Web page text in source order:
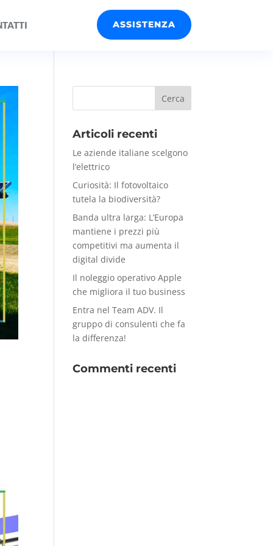
ASSISTENZA
Articoli recenti
Le aziende italiane scelgono
l’elettrico
Curiosità: Il fotovoltaico
tutela la biodiversità?
Banda ultra larga: L’Europa
mantiene i prezzi più
competitivi ma aumenta il
digital divide
Il noleggio operativo Apple
che migliora il tuo business
Entra nel Team ADV. Il
gruppo di consulenti che fa
la differenza!
Commenti recenti